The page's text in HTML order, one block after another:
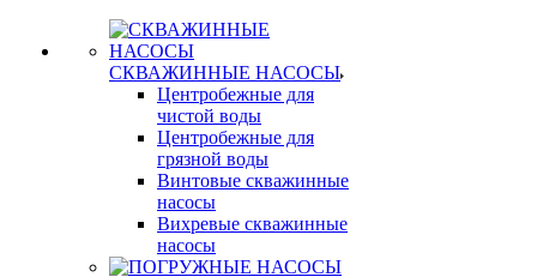
СКВАЖИННЫЕ НАСОСЫ
Центробежные для
чистой воды
Центробежные для
грязной воды
Винтовые скважинные
насосы
Вихревые скважинные
насосы